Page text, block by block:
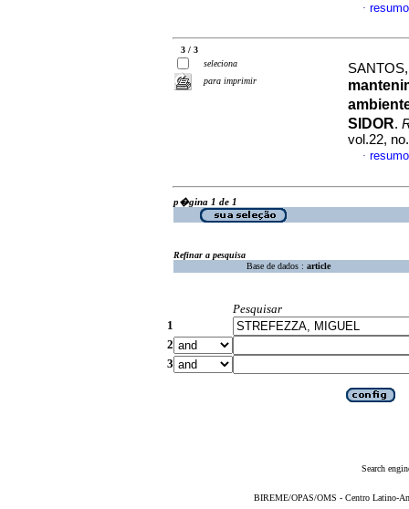
·
3 / 3
seleciona
para imprimir
SIDOR.
vol.22,
·
p�gina 1 de 1
Refinar a pesquisa
Base de dados : article
Pesquisar
1
2
3
Search
BIREME/OPAS/OMS - Centro Latino-